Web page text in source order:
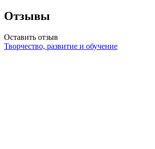
Отзывы
Оставить отзыв
Творчество, развитие и обучение